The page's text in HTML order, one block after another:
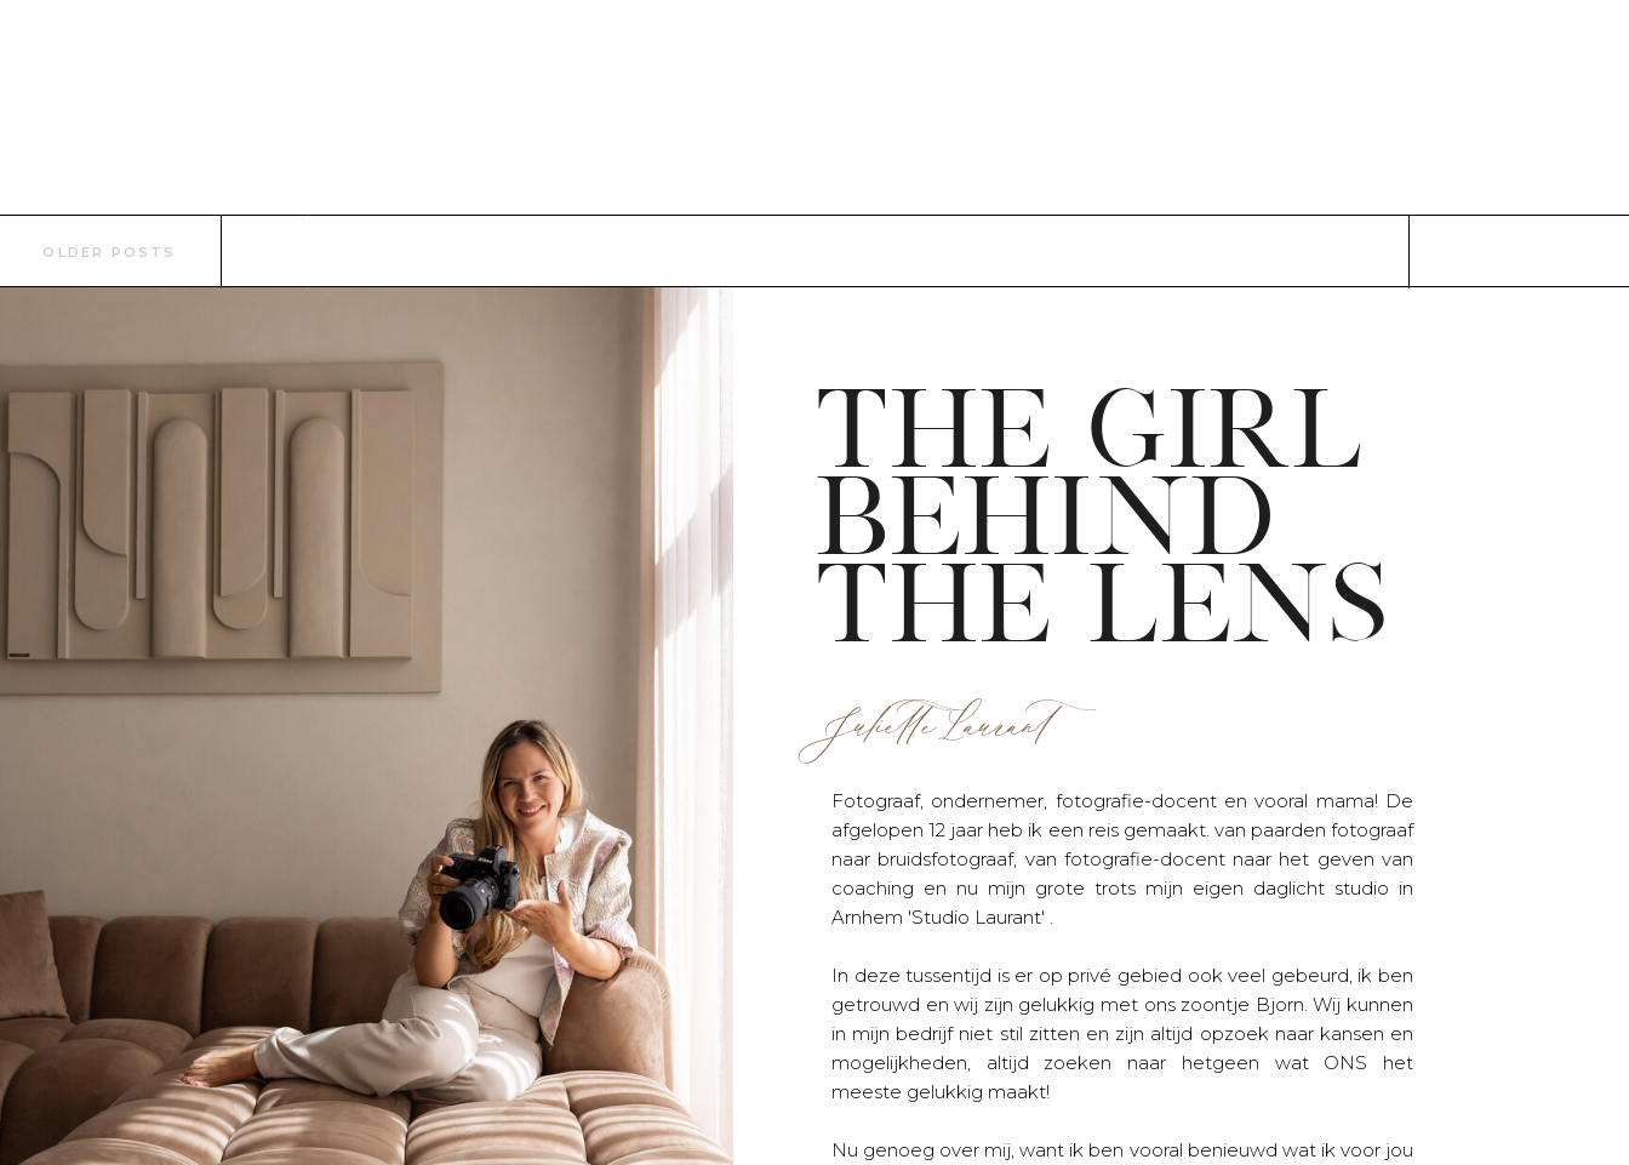
OLDER POSTS
Fotograaf, ondernemer, fotografie-docent en vooral mama! De
afgelopen 12 jaar heb ik een reis gemaakt. van paarden fotograaf
naar bruidsfotograaf, van fotografie-docent naar het geven van
coaching en nu mijn grote trots mijn eigen daglicht studio in
Arnhem 'Studio Laurant' .
In deze tussentijd is er op privé gebied ook veel gebeurd, ik ben
getrouwd en wij zijn gelukkig met ons zoontje Bjorn. Wij kunnen
in mijn bedrijf niet stil zitten en zijn altijd opzoek naar kansen en
mogelijkheden, altijd zoeken naar hetgeen wat ONS het
meeste gelukkig maakt!
Nu genoeg over mij, want ik ben vooral benieuwd wat ik voor jou
Juliette Laurant
THE GIRL
BEHIND
THE LENS